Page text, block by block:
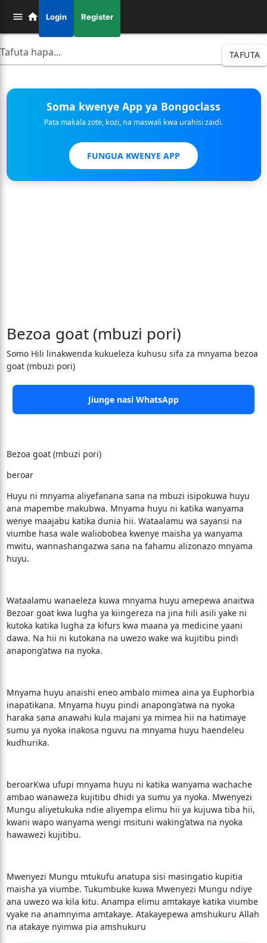
Login Register
TAFUTA
Soma kwenye App ya Bongoclass
Pata makala zote, kozi, na maswali kwa urahisi zaidi.
FUNGUA KWENYE APP
Bezoa goat (mbuzi pori)
Somo Hili linakwenda kukueleza kuhusu sifa za mnyama bezoa
goat (mbuzi pori)
Jiunge nasi WhatsApp
Bezoa goat (mbuzi pori)
beroar
Huyu ni mnyama aliyefanana sana na mbuzi isipokuwa huyu
ana mapembe makubwa. Mnyama huyu ni katika wanyama
wenye maajabu katika dunia hii. Wataalamu wa sayansi na
viumbe hasa wale waliobobea kwenye maisha ya wanyama
mwitu, wannashangazwa sana na fahamu alizonazo mnyama
huyu.
Wataalamu wanaeleza kuwa mnyama huyu amepewa anaitwa
Bezoar goat kwa lugha ya kiingereza na jina hili asili yake ni
kutoka katika lugha za kifurs kwa maana ya medicine yaani
dawa. Na hii ni kutokana na uwezo wake wa kujitibu pindi
anapong’atwa na nyoka.
Mnyama huyu anaishi eneo ambalo mimea aina ya Euphorbia
inapatikana. Mnyama huyu pindi anapong’atwa na nyoka
haraka sana anawahi kula majani ya mimea hii na hatimaye
sumu ya nyoka inakosa nguvu na mnyama huyu haendeleu
kudhurika.
beroarKwa ufupi mnyama huyu ni katika wanyama wachache
ambao wanaweza kujitibu dhidi ya sumu ya nyoka. Mwenyezi
Mungu aliyetukuka ndie aliyempa elimu hii ya kujuwa tiba hii,
kwani wapo wanyama wengi msituni waking’atwa na nyoka
hawawezi kujitibu.
Mwenyezi Mungu mtukufu anatupa sisi masingatio kupitia
maisha ya viumbe. Tukumbuke kuwa Mwenyezi Mungu ndiye
ana uwezo wa kila kitu. Anampa elimu amtakaye katika viumbe
vyake na anamnyima amtakaye. Atakayepewa amshukuru Allah
na atakaye nyimwa pia amshukuru